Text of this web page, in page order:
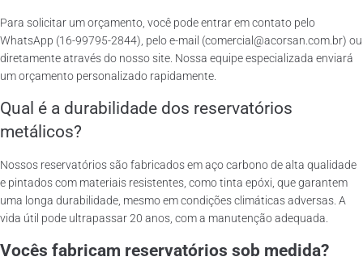
Para solicitar um orçamento, você pode entrar em contato pelo
WhatsApp (16-99795-2844), pelo e-mail (comercial@acorsan.com.br) ou
diretamente através do nosso site. Nossa equipe especializada enviará
um orçamento personalizado rapidamente.
Qual é a durabilidade dos reservatórios
metálicos?
Nossos reservatórios são fabricados em aço carbono de alta qualidade
e pintados com materiais resistentes, como tinta epóxi, que garantem
uma longa durabilidade, mesmo em condições climáticas adversas. A
vida útil pode ultrapassar 20 anos, com a manutenção adequada.
Vocês fabricam reservatórios sob medida?